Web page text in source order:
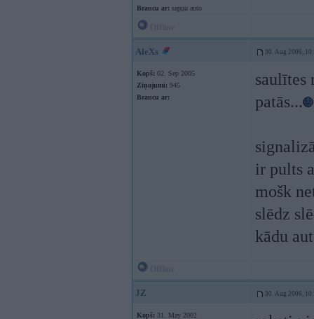
Braucu ar: sapņu auto
AleXs 30. Aug 2006,
Kopš: 02. Sep 2005
Ziņojumi: 945
Braucu ar:
saulītes
patās...
ir pults
mošk
slēdz
kādu
JZ 30. Aug 2006,
Kopš: 31. May 2002